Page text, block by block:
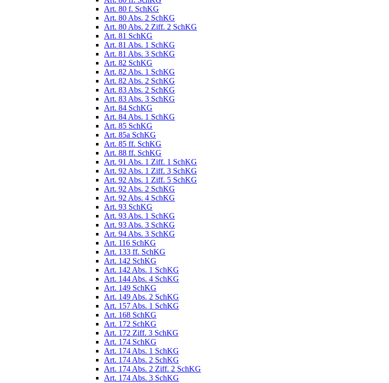
Art. 80 f. SchKG
Art. 80 Abs. 2 SchKG
Art. 80 Abs. 2 Ziff. 2 SchKG
Art. 81 SchKG
Art. 81 Abs. 1 SchKG
Art. 81 Abs. 3 SchKG
Art. 82 SchKG
Art. 82 Abs. 1 SchKG
Art. 82 Abs. 2 SchKG
Art. 83 Abs. 2 SchKG
Art. 83 Abs. 3 SchKG
Art. 84 SchKG
Art. 84 Abs. 1 SchKG
Art. 85 SchKG
Art. 85a SchKG
Art. 85 ff. SchKG
Art. 88 ff. SchKG
Art. 91 Abs. 1 Ziff. 1 SchKG
Art. 92 Abs. 1 Ziff. 3 SchKG
Art. 92 Abs. 1 Ziff. 5 SchKG
Art. 92 Abs. 2 SchKG
Art. 92 Abs. 4 SchKG
Art. 93 SchKG
Art. 93 Abs. 1 SchKG
Art. 93 Abs. 3 SchKG
Art. 94 Abs. 3 SchKG
Art. 116 SchKG
Art. 133 ff. SchKG
Art. 142 SchKG
Art. 142 Abs. 1 SchKG
Art. 144 Abs. 4 SchKG
Art. 149 SchKG
Art. 149 Abs. 2 SchKG
Art. 157 Abs. 1 SchKG
Art. 168 SchKG
Art. 172 SchKG
Art. 172 Ziff. 3 SchKG
Art. 174 SchKG
Art. 174 Abs. 1 SchKG
Art. 174 Abs. 2 SchKG
Art. 174 Abs. 2 Ziff. 2 SchKG
Art. 174 Abs. 3 SchKG